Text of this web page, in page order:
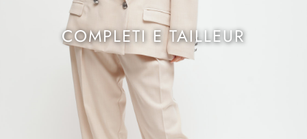
COMPLETI E TAILLEUR